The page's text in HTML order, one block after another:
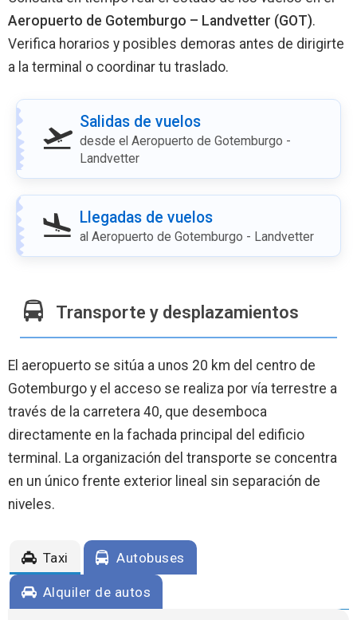
Aeropuerto de Gotemburgo – Landvetter (GOT).
Verifica horarios y posibles demoras antes de dirigirte
a la terminal o coordinar tu traslado.
Salidas de vuelos
desde el Aeropuerto de Gotemburgo -
Landvetter
Llegadas de vuelos
al Aeropuerto de Gotemburgo - Landvetter
Transporte y desplazamientos
El aeropuerto se sitúa a unos 20 km del centro de
Gotemburgo y el acceso se realiza por vía terrestre a
través de la carretera 40, que desemboca
directamente en la fachada principal del edificio
terminal. La organización del transporte se concentra
en un único frente exterior lineal sin separación de
niveles.
Taxi Autobuses
Alquiler de autos